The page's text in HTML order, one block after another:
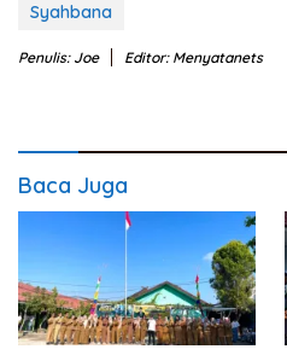
Syahbana
Penulis: Joe Editor: Menyatanets
Baca Juga